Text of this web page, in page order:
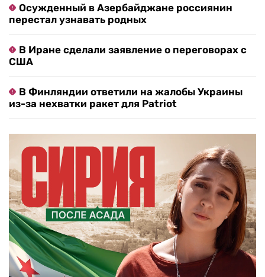
Осужденный в Азербайджане россиянин
перестал узнавать родных
В Иране сделали заявление о переговорах с
США
В Финляндии ответили на жалобы Украины
из-за нехватки ракет для Patriot